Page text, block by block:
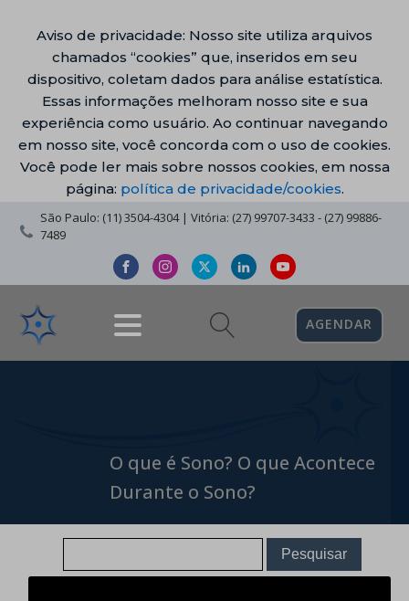
Aviso de privacidade: Nosso site utiliza arquivos
chamados “cookies” que, inseridos em seu
dispositivo, coletam dados para análise estatística.
Essas informações melhoram nosso site e sua
experiência como usuário. Ao continuar navegando
em nosso site, você concorda com o uso de cookies.
Você pode ler mais sobre nossos cookies, em nossa
página: política de privacidade/cookies.
São Paulo: (11) 3504-4304 | Vitória: (27) 99707-3433 - (27) 99886-
7489
AGENDAR
O que é Sono? O que Acontece
Durante o Sono?